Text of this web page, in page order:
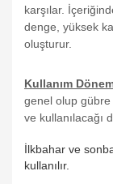
karşılar.
denge, yüksek
oluşturur.
Kullanım
genel olup gübre
ve kullanılacağı
İlkbahar ve
kullanılır.